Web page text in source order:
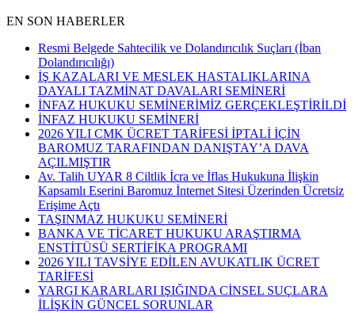
EN SON HABERLER
Resmi Belgede Sahtecilik ve Dolandırıcılık Suçları (İban
Dolandırıcılığı)
İŞ KAZALARI VE MESLEK HASTALIKLARINA
DAYALI TAZMİNAT DAVALARI SEMİNERİ
İNFAZ HUKUKU SEMİNERİMİZ GERÇEKLEŞTİRİLDİ
İNFAZ HUKUKU SEMİNERİ
2026 YILI CMK ÜCRET TARİFESİ İPTALİ İÇİN
BAROMUZ TARAFINDAN DANIŞTAY’A DAVA
AÇILMIŞTIR
Av. Talih UYAR 8 Ciltlik İcra ve İflas Hukukuna İlişkin
Kapsamlı Eserini Baromuz İnternet Sitesi Üzerinden Ücretsiz
Erişime Açtı
TAŞINMAZ HUKUKU SEMİNERİ
BANKA VE TİCARET HUKUKU ARAŞTIRMA
ENSTİTÜSÜ SERTİFİKA PROGRAMI
2026 YILI TAVSİYE EDİLEN AVUKATLIK ÜCRET
TARİFESİ
YARGI KARARLARI IŞIĞINDA CİNSEL SUÇLARA
İLİŞKİN GÜNCEL SORUNLAR